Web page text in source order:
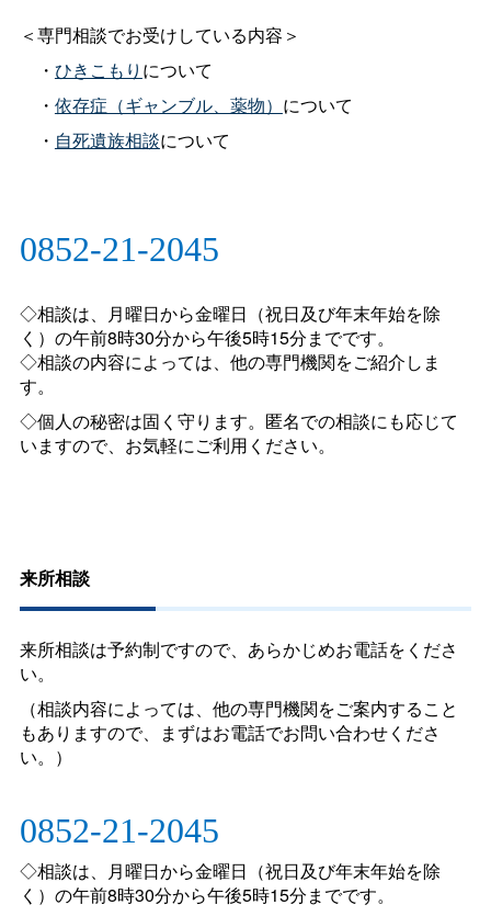
＜専門相談でお受けしている内容＞
・ ひきこもり について
・ 依存症（ギャンブル、薬物） について
・ 自死遺族相談について
0852-21-2045
◇相談は、月曜日から金曜日（祝日及び年末年始を除
く）の午前8時30分から午後5時15分までです。
◇相談の内容によっては、他の専門機関をご紹介しま
す。
◇個人の秘密は固く守ります。匿名での相談にも応じて
いますので、お気軽にご利用ください。
来所相談
来所相談は予約制ですので、あらかじめお電話をくださ
い。
（相談内容によっては、他の専門機関をご案内すること
もありますので、まずはお電話でお問い合わせくださ
い。）
0852-21-2045
◇相談は、月曜日から金曜日（祝日及び年末年始を除
く）の午前8時30分から午後5時15分までです。